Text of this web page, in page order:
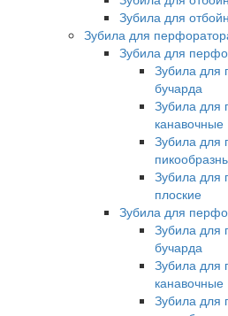
Зубила для
Зубила для
Зубила для
Зубила для
бучарда
Зубила для
канавочные
Зубила для
Зубила для
плоские
Зубила для
Зубила для
бучарда
Зубила для
канавочные
Зубила для